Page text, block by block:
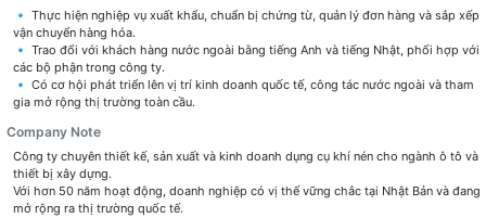
🔹 Thực hiện nghiệp vụ xuất khẩu, chuẩn bị chứng từ, quản lý đơn hàng và sắp xếp
vận chuyển hàng hóa.
🔹 Trao đổi với khách hàng nước ngoài bằng tiếng Anh và tiếng Nhật, phối hợp với
các bộ phận trong công ty.
🔹 Có cơ hội phát triển lên vị trí kinh doanh quốc tế, công tác nước ngoài và tham
gia mở rộng thị trường toàn cầu.
Company Note
Công ty chuyên thiết kế, sản xuất và kinh doanh dụng cụ khí nén cho ngành ô tô và
thiết bị xây dựng.
Với hơn 50 năm hoạt động, doanh nghiệp có vị thế vững chắc tại Nhật Bản và đang
mở rộng ra thị trường quốc tế.